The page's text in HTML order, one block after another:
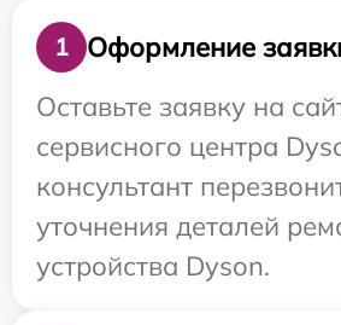
1
Оформление
Оставьте заявку на
сервисного центра
консультант
уточнения деталей
устройства Dyson.